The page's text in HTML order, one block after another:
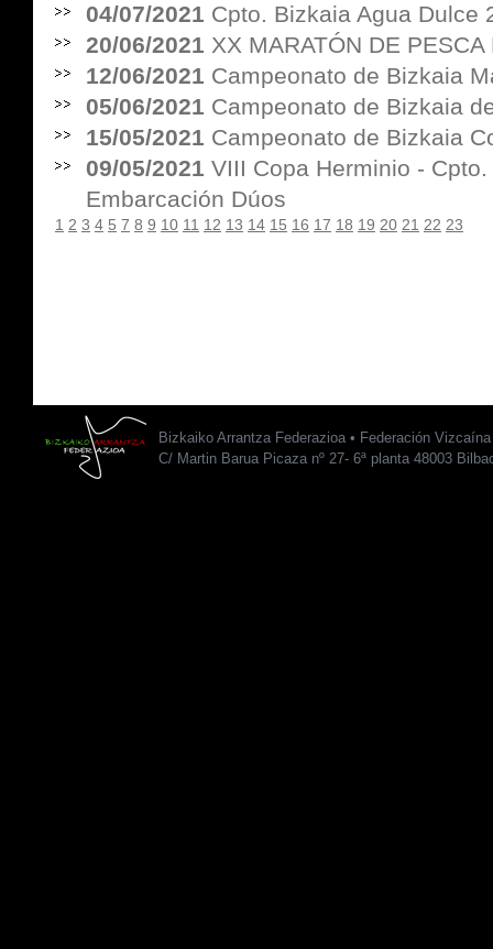
04/07/2021 Cpto. Bizkaia Agua Dulce
20/06/2021 XX MARATÓN DE
12/06/2021 Campeonato de Bizkaia
05/06/2021 Campeonato de Bizkaia
15/05/2021 Campeonato de Bizkaia
09/05/2021 VIII Copa Herminio -
Embarcación Dúos
1 2 3 4 5 7 8 9 10 11 12 13 14 15 16 17 18 19 20 21 22 23
Bizkaiko Arrantza Federazioa • Federación
C/ Martin Barua Picaza nº 27- 6ª planta 48003